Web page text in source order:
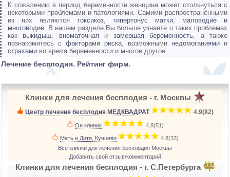
К сожалению в период беременности женщина может столкнуться с
некоторыми проблемами и патологиями. Самими распространёнными
из них являютсятоксикоз гипертонус матки, маловодие и
многоводие . В нашем разделе Вы больше узнаете о таких проблемах
как выкидыш внематочнаяи замершая беременность , а также
познакомитесь с факторами риска , возможными недомоганиями и
страхами во время беременности и многое другое.
Лечение бесплодия. Рейтинг фирм.
Клинки для лечения бесплодия - г. Москвы
Центр лечения бесплодия МЕДКВАДРАТ­ 4.9(82)
Он клиник­ 4.8(51)
Мать и Дитя, Кунцево­
4.8(33)
Все клинки для лечения бесплодия Москвы
Добавить свой отзыв/комментарий
Клинки для лечения бесплодия - г. С.Петербурга